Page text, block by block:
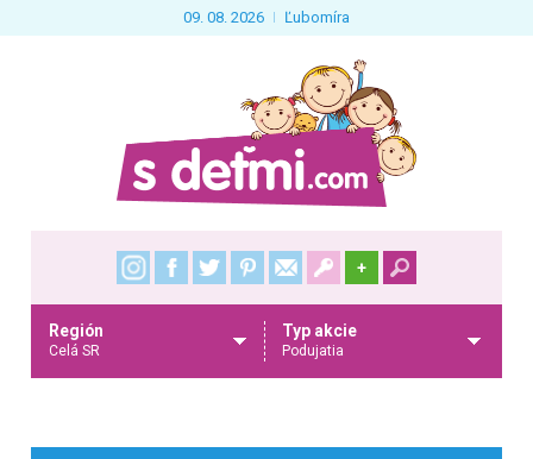
09. 08. 2026 Ľubomíra
+
Región
Celá SR
Typ akcie
Podujatia